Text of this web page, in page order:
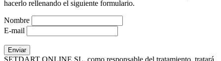
hacerlo rellenando el siguiente formulario.
Nombre
E-mail
SETDART ONLINE SL, como responsable del tratamiento, tratará